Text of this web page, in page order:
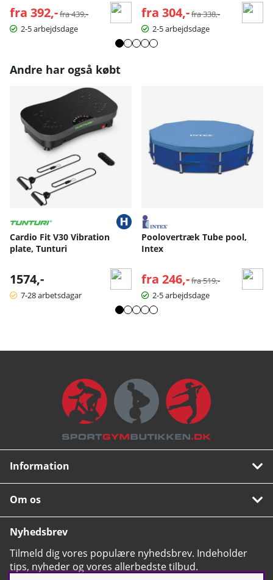
fra 392,- Normalpris:
fra 439,-
2-5 arbejdsdage
fra 304,- Normalpris:
fra 338,-
2-5 arbejdsdage
Andre har også købt
Cardio Fit V30 Vibration
plate, Tunturi
1574,-
7-28 arbetsdagar
Poolovertræk Tube pool,
Intex
fra 246,- Normalpris:
fra 519,-
2-5 arbejdsdage
Information
Om os
Nyhedsbrev
Tilmeld dig vores populære nyhedsbrev. Indeholder
tips, nyheder og vores allerbedste tilbud.